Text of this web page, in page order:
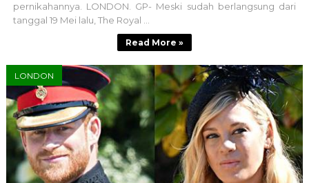
pernikahannya. LONDON. GP- Meski sudah berlangsung dari
tanggal 19 Mei lalu, The Royal ...
Read More »
LONDON